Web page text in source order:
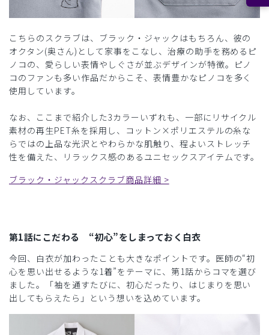
こちらのスクラブは、ブラック・ジャックはもちろん、彼の
オクタン(奥さん)として家事をこなし、治療の助手を務めるピ
ノコの、愛らしい表情やしぐさが並ぶデザインが特徴。ピノ
コのファンも多い作品だからこそ、表情豊かなピノコを多く
使用しています。
なお、ここまで紹介した3カラーいずれも、一部にリサイクル
素材の再生PET糸を採用し、コットン×ポリエステルの糸な
らではの上品な光沢とやわらかな肌触り、程よいストレッチ
性を備えた、リラックス感のあるユニセックスアイテムです。
ブラック・ジャックスクラブ商品詳細 >
第1話にこだわる “初心”をしまっておく白衣
今回、白衣が加わったことも大きなポイントです。医師の“初
心を思い出せるような1着”をテーマに、第1話からコマを選び
ました。「袖を通すたびに、初心だったり、はじまりを思い
出してもらえたら」という想いを込めています。